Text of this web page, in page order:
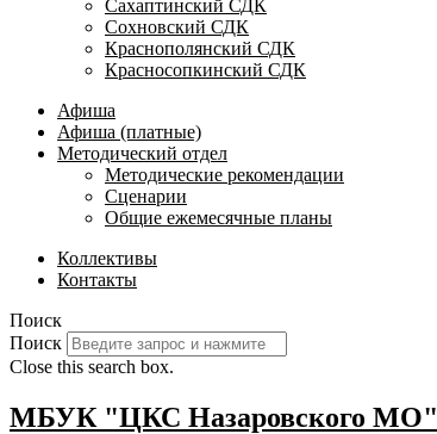
Сахаптинский СДК
Сохновский СДК
Краснополянский СДК
Красносопкинский СДК
Афиша
Афиша (платные)
Методический отдел
Методические рекомендации
Сценарии
Общие ежемесячные планы
Коллективы
Контакты
Поиск
Поиск
Close this search box.
МБУК "ЦКС Назаровского МО"